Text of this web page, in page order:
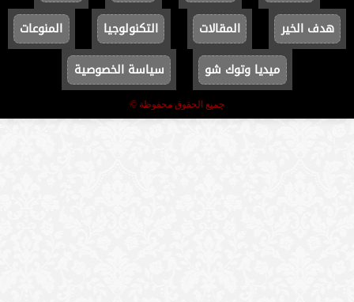
هدف الخير
المقالات التكنولوجيا
المنوعات
ميديا وتوك شو
سياسة الخصوصية
جميع الحقوق محفوظة ©